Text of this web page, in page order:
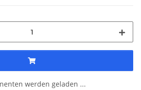
werden geladen ...